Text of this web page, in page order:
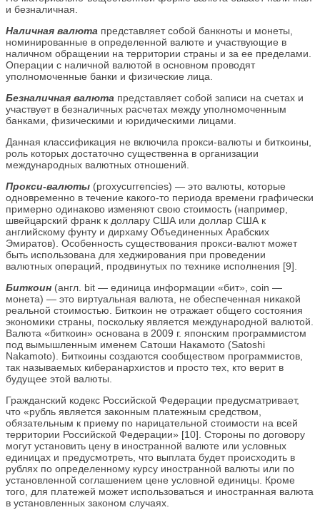
и безналичная.
Наличная валюта представляет собой банкноты и монеты,
номинированные в определенной валюте и участвующие в
наличном обращении на территории страны и за ее пределами.
Операции с наличной валютой в основном проводят
уполномоченные банки и физические лица.
Безналичная валюта представляет собой записи на счетах и
участвует в безналичных расчетах между уполномоченным
банками, физическими и юридическими лицами.
Данная классификация не включила прокси-валюты и биткоины,
роль которых достаточно существенна в организации
международных валютных отношений.
Прокси-валюты (proxycurrencies) — это валюты, которые
одновременно в течение какого-то периода времени графически
примерно одинаково изменяют свою стоимость (например,
швейцарский франк к доллару США или доллар США к
английскому фунту и дирхаму Объединенных Арабских
Эмиратов). Особенность существования прокси-валют может
быть использована для хеджирования при проведении
валютных операций, продвинутых по технике исполнения [9].
Биткоин (англ. bit — единица информации «бит», coin —
монета) — это виртуальная валюта, не обеспеченная никакой
реальной стоимостью. Биткоин не отражает общего состояния
экономики страны, поскольку является международной валютой.
Валюта «биткоин» основана в 2009 г. японским программистом
под вымышленным именем Сатоши Накамото (Satoshi
Nakamoto). Биткоины создаются сообществом программистов,
так называемых киберанархистов и просто тех, кто верит в
будущее этой валюты.
Гражданский кодекс Российской Федерации предусматривает,
что «рубль является законным платежным средством,
обязательным к приему по нарицательной стоимости на всей
территории Российской Федерации» [10]. Стороны по договору
могут установить цену в иностранной валюте или условных
единицах и предусмотреть, что выплата будет происходить в
рублях по определенному курсу иностранной валюты или по
установленной соглашением цене условной единицы. Кроме
того, для платежей может использоваться и иностранная валюта
в установленных законом случаях.